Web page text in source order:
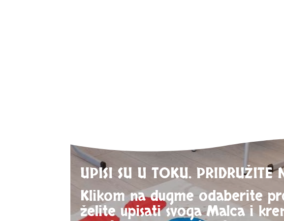
UPISI SU U TOKU. PRIDRUŽITE
Klikom na dugme odaberite
želite upisati svoga Malca i